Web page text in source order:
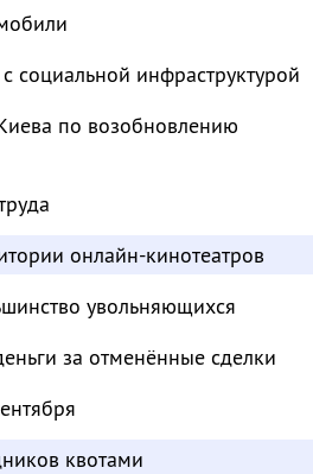
социальной инфраструктурой
по возобновлению
онлайн-кинотеатров
увольняющихся
за отменённые сделки
квотами